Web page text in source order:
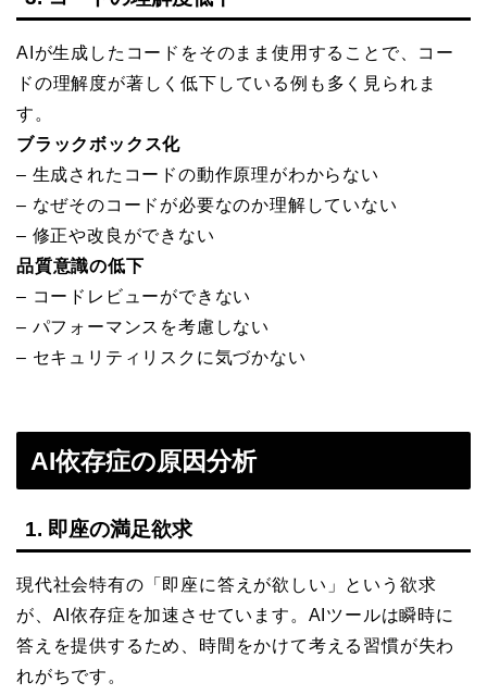
AIが生成したコードをそのまま使用することで、コー
ドの理解度が著しく低下している例も多く見られま
す。
ブラックボックス化
– 生成されたコードの動作原理がわからない
– なぜそのコードが必要なのか理解していない
– 修正や改良ができない
品質意識の低下
– コードレビューができない
– パフォーマンスを考慮しない
– セキュリティリスクに気づかない
AI依存症の原因分析
1. 即座の満足欲求
現代社会特有の「即座に答えが欲しい」という欲求
が、AI依存症を加速させています。AIツールは瞬時に
答えを提供するため、時間をかけて考える習慣が失わ
れがちです。